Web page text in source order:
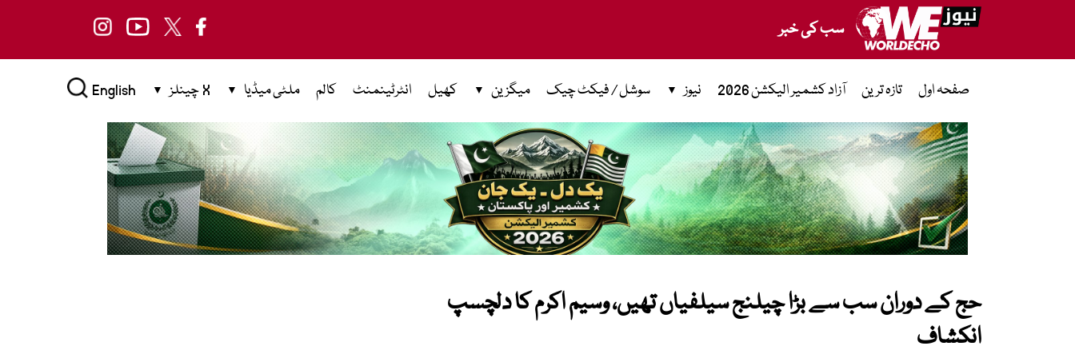
سب کی خبر
صفحہ اول تازہ ترین آزاد کشمیر الیکشن 2026 نیوز سوشل / فیکٹ چیک میگزین کھیل انٹرٹینمنٹ کالم ملٹی میڈیا X چینلز English
حج کے دوران سب سے بڑا چیلنج سیلفیاں تھیں، وسیم اکرم کا دلچسپ
انکشاف